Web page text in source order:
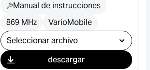
Manual de instrucciones
869 MHz
VarioMobile
Seleccionar descarga
descargar